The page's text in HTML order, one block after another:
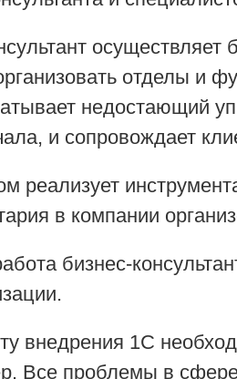
отделы и
недостающий
и сопровождает
реализует
в компании
бизнес-
внедрения 1С
Все проблемы в сфере